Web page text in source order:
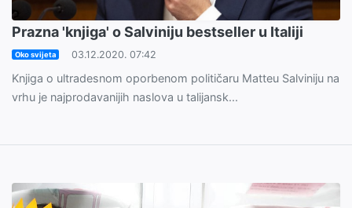
Prazna 'knjiga' o Salviniju bestseller u Italiji
Oko svijeta 03.12.2020. 07:42
Knjiga o ultradesnom oporbenom političaru Matteu Salviniju na
vrhu je najprodavanijih naslova u talijansk...